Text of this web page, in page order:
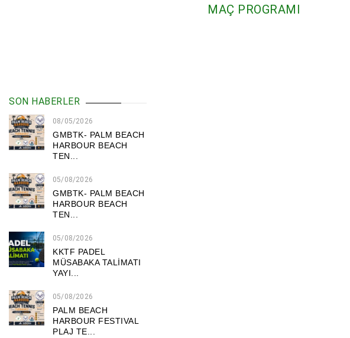
MAÇ PROGRAMI
SON HABERLER
08/05/2026
GMBTK- PALM BEACH
HARBOUR BEACH
TEN...
05/08/2026
GMBTK- PALM BEACH
HARBOUR BEACH
TEN...
05/08/2026
KKTF PADEL
MÜSABAKA TALİMATI
YAYI...
05/08/2026
PALM BEACH
HARBOUR FESTIVAL
PLAJ TE...